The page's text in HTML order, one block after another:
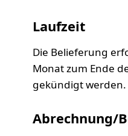
Laufzeit
Die Belieferung
Monat zum Ende
gekündigt werden.
Abrechnung/